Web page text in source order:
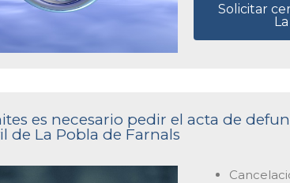
Solicitar
es necesario pedir el acta de
de La Pobla de Farnals